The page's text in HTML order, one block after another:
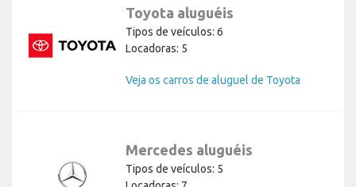
Toyota aluguéis
Tipos de veículos: 6
Locadoras: 5
Veja os carros de aluguel de Toyota
Mercedes aluguéis
Tipos de veículos: 5